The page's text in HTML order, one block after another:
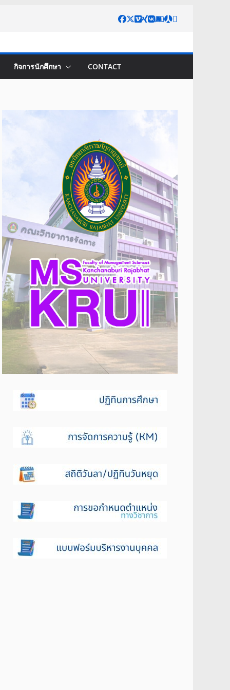
กิจการนักศึกษา CONTACT